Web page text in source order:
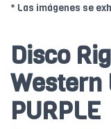
* Las imágenes se
Disco
Western
PURPLE